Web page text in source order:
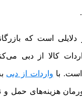
است که
کالا از دبی
است. با واردات از دبی
هزینه‌های حمل